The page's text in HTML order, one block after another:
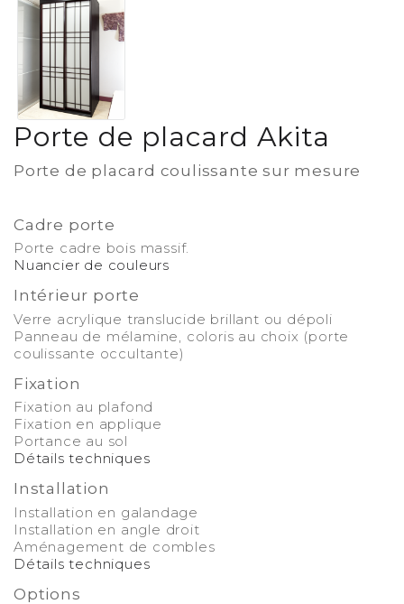
Porte de placard Akita
Porte de placard coulissante sur mesure
Cadre porte
Porte cadre bois massif.
Nuancier de couleurs
Intérieur porte
Verre acrylique translucide brillant ou dépoli
Panneau de mélamine, coloris au choix (porte
coulissante occultante)
Fixation
Fixation au plafond
Fixation en applique
Portance au sol
Détails techniques
Installation
Installation en galandage
Installation en angle droit
Aménagement de combles
Détails techniques
Options